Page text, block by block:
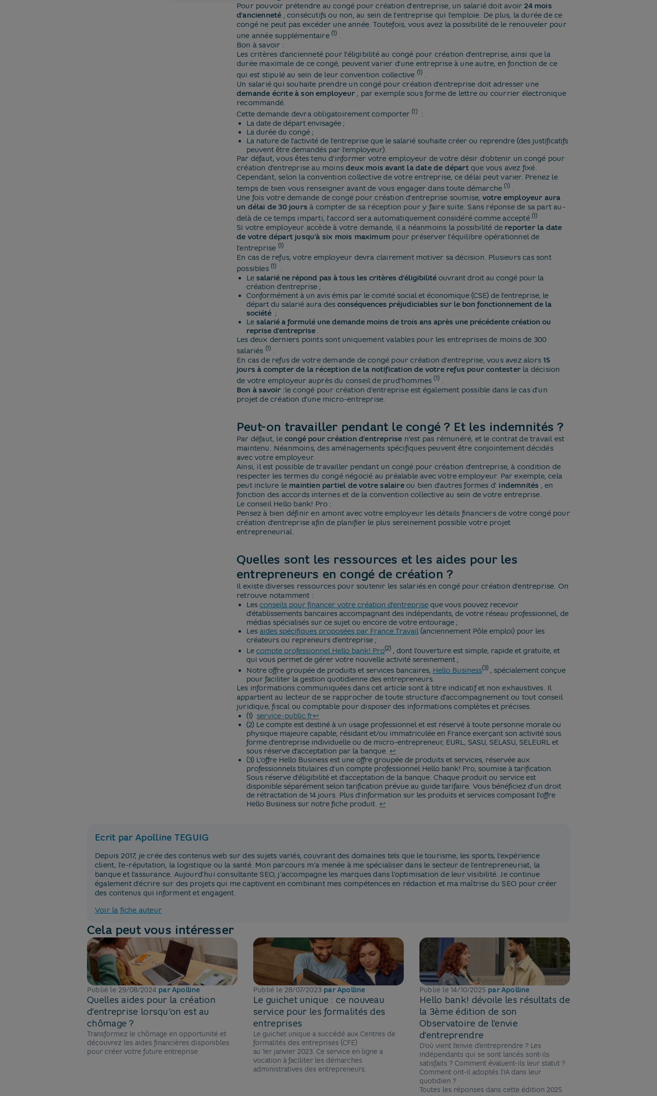
Pour pouvoir prétendre au congé pour création d’entreprise, un salarié doit avoir24 mois
d’ancienneté ​, consécutifs ou non, au sein de l’entreprise qui l’emploie. De plus, la durée de ce
congé ne peut pas excéder une année. Toutefois, vous avez la possibilité de le renouveler pour
une année supplémentaire (1) ​.
Bon à savoir :
Les critères d’ancienneté pour l’éligibilité au congé pour création d’entreprise, ainsi que la
durée maximale de ce congé, peuvent varier d’une entreprise à une autre, en fonction de ce
qui est stipulé au sein de leur convention collective (1) ​.
Un salarié qui souhaite prendre un congé pour création d’entreprise doit adresser une
demande écrite à son employeur ​, par exemple sous forme de lettre ou courrier électronique
recommandé.
Cette demande devra obligatoirement comporter(1)​ :
La date de départ envisagée ;
La durée du congé ;
La nature de l’activité de l’entreprise que le salarié souhaite créer ou reprendre (des justificatifs
peuvent être demandés par l’employeur).
Par défaut, vous êtes tenu d’informer votre employeur de votre désir d’obtenir un congé pour
création d’entreprise au moinsdeux mois avant la date de départque vous avez fixé.
Cependant, selon la convention collective de votre entreprise, ce délai peut varier. Prenez le
temps de bien vous renseigner avant de vous engager dans toute démarche(1) ​.
Une fois votre demande de congé pour création d’entreprise soumise, votre employeur aura
un délai de 30 jours à compter de sa réception pour y faire suite. Sans réponse de sa part au-
delà de ce temps imparti, l’accord sera automatiquement considéré comme accepté(1) ​.
Si votre employeur accède à votre demande, il a néanmoins la possibilité de reporter la date
de votre départ jusqu’à six mois maximum pour préserver l’équilibre opérationnel de
l’entreprise (1) ​.
En cas de refus, votre employeur devra clairement motiver sa décision. Plusieurs cas sont
possibles (1)
​ :
Le salarié ne répond pas à tous les critères d’éligibilité ouvrant droit au congé pour la
création d’entreprise ;
Conformément à un avis émis par le comité social et économique (CSE) de l’entreprise, le
départ du salarié aura des conséquences préjudiciables sur le bon fonctionnement de la
société ​ ;
Le salarié a formulé une demande moins de trois ans après une précédente création ou
reprise d’entreprise ​.
Les deux derniers points sont uniquement valables pour les entreprises de moins de 300
salariés (1) ​.
En cas de refus de votre demande de congé pour création d’entreprise, vous avez alors15
jours à compter de la réception de la notification de votre refus pour contester la décision
de votre employeur auprès du conseil de prud’hommes(1) ​.
Bon à savoir :le congé pour création d’entreprise est également possible dans le cas d’un
projet de création d’une micro-entreprise.
Peut-on travailler pendant le congé ? Et les indemnités ?
Par défaut, le congé pour création d’entreprise n’est pas rémunéré, et le contrat de travail est
maintenu. Néanmoins, des aménagements spécifiques peuvent être conjointement décidés
avec votre employeur.
Ainsi, il est possible de travailler pendant un congé pour création d’entreprise, à condition de
respecter les termes du congé négocié au préalable avec votre employeur. Par exemple, cela
peut inclure le maintien partiel de votre salaireou bien d’autres formes d'​ indemnités ​, en
fonction des accords internes et de la convention collective au sein de votre entreprise.
Le conseil Hello bank! Pro :
Pensez à bien définir en amont avec votre employeur les détails financiers de votre congé pour
création d’entreprise afin de planifier le plus sereinement possible votre projet
entrepreneurial.
Quelles sont les ressources et les aides pour les
entrepreneurs en congé de création ?
Il existe diverses ressources pour soutenir les salariés en congé pour création d’entreprise. On
retrouve notamment :
Les conseils pour financer votre création d’entreprise que vous pouvez recevoir
d’établissements bancaires accompagnant des indépendants, de votre réseau professionnel, de
médias spécialisés sur ce sujet ou encore de votre entourage ;
Les aides spécifiques proposées par France Travail(anciennement Pôle emploi) pour les
créateurs ou repreneurs d’entreprise ;
Le compte professionnel Hello bank! Pro(2) ​, dont l’ouverture est simple, rapide et gratuite, et
qui vous permet de gérer votre nouvelle activité sereinement ;
Notre offre groupée de produits et services bancaires, Hello Business(3) ​, spécialement conçue
pour faciliter la gestion quotidienne des entrepreneurs.
Les informations communiquées dans cet article sont à titre indicatif et non exhaustives. Il
appartient au lecteur de se rapprocher de toute structure d'accompagnement ou tout conseil
juridique, fiscal ou comptable pour disposer des informations complètes et précises.
(1) ​ service-public.fr↩
(2) Le compte est destiné à un usage professionnel et est réservé à toute personne morale ou
physique majeure capable, résidant et/ou immatriculée en France exerçant son activité sous
forme d’entreprise individuelle ou de micro-entrepreneur, EURL, SASU, SELASU, SELEURL et
sous réserve d’acceptation par la banque. ↩
(3) L’offre Hello Business est une offre groupée de produits et services, réservée aux
professionnels titulaires d’un compte professionnel Hello bank! Pro, soumise à tarification.
Sous réserve d’éligibilité et d’acceptation de la banque. Chaque produit ou service est
disponible séparément selon tarification prévue au guide tarifaire. Vous bénéficiez d’un droit
de rétractation de 14 jours. Plus d’information sur les produits et services composant l’offre
Hello Business sur notre fiche produit. ↩
Ecrit par Apolline TEGUIG
Depuis 2017, je crée des contenus web sur des sujets variés, couvrant des domaines tels que le tourisme, les sports, l'expérience
client, l'e-réputation, la logistique ou la santé. Mon parcours m'a menée à me spécialiser dans le secteur de l'entrepreneuriat, la
banque et l’assurance. Aujourd'hui consultante SEO, j'accompagne les marques dans l'optimisation de leur visibilité. Je continue
également d'écrire sur des projets qui me captivent en combinant mes compétences en rédaction et ma maîtrise du SEO pour créer
des contenus qui informent et engagent.
Voir la fiche auteur
Cela peut vous intéresser
Publié le 29/08/2024 par Apolline
Quelles aides pour la création
d’entreprise lorsqu’on est au
chômage ?
Transformez le chômage en opportunité et
découvrez les aides financières disponibles
pour créer votre future entreprise
Publié le 28/07/2023 par Apolline
Le guichet unique : ce nouveau
service pour les formalités des
entreprises
Le guichet unique a succédé aux Centres de
formalités des entreprises (CFE)
au 1er janvier 2023. Ce service en ligne a
vocation à faciliter les démarches
administratives des entrepreneurs.
Publié le 14/10/2025 par Apolline
Hello bank! dévoile les résultats de
la 3ème édition de son
Observatoire de l’envie
d’entreprendre
D’où vient l’envie d’entreprendre ? Les
Indépendants qui se sont lancés sont-ils
satisfaits ? Comment évaluent-ils leur statut ?
Comment ont-il adoptés l’IA dans leur
quotidien ?
Toutes les réponses dans cette édition 2025